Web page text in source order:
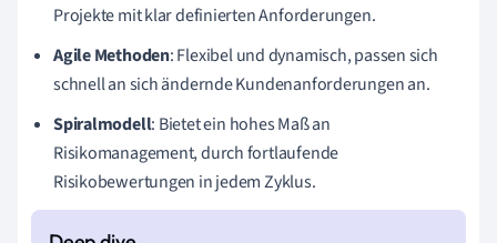
Projekte mit klar definierten Anforderungen.
Agile Methoden: Flexibel und dynamisch, passen sich
schnell an sich ändernde Kundenanforderungen an.
Spiralmodell: Bietet ein hohes Maß an
Risikomanagement, durch fortlaufende
Risikobewertungen in jedem Zyklus.